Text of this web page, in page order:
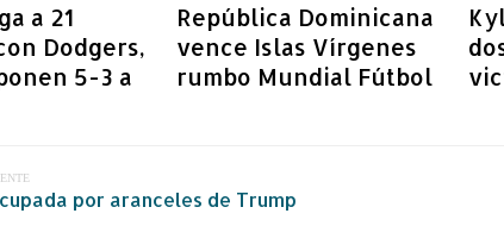
a 21
Dodgers,
5-3 a
República Dominicana
vence Islas Vírgenes
rumbo Mundial Fútbol
por aranceles de Trump